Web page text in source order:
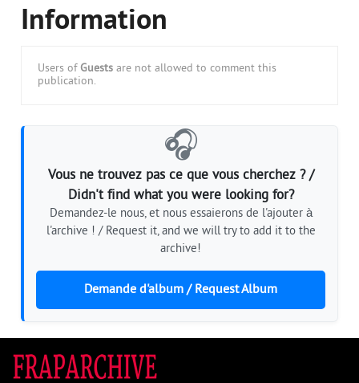
Information
Users of Guests are not allowed to comment this
publication.
🎧
Vous ne trouvez pas ce que vous cherchez ? /
Didn't find what you were looking for?
Demandez-le nous, et nous essaierons de l'ajouter à
l'archive ! / Request it, and we will try to add it to the
archive!
Demande d'album / Request Album